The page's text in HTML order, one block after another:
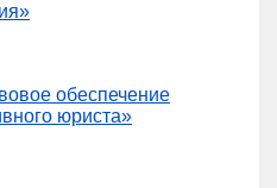
обеспечение
юриста»